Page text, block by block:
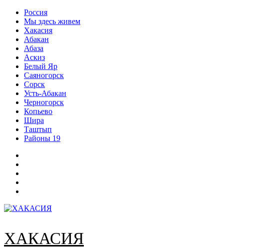
Перейти
содержимому
Россия
Мы здесь живем
Хакасия
Абакан
Абаза
Аскиз
Белый Яр
Саяногорск
Сорск
Усть-Абакан
Черногорск
Копьево
Шира
Таштып
Районы 19
ХАКАСИЯ